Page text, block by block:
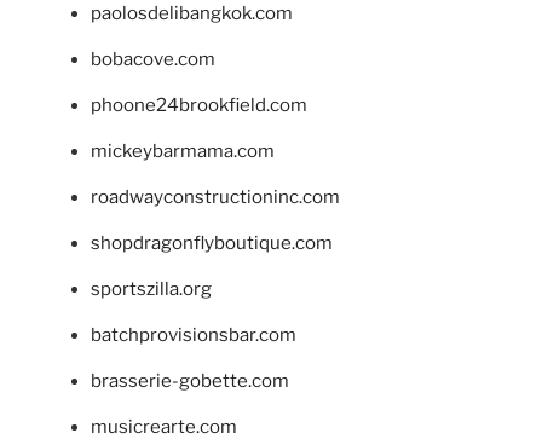
paolosdelibangkok.com
bobacove.com
phoone24brookfield.com
mickeybarmama.com
roadwayconstructioninc.com
shopdragonflyboutique.com
sportszilla.org
batchprovisionsbar.com
brasserie-gobette.com
musicrearte.com